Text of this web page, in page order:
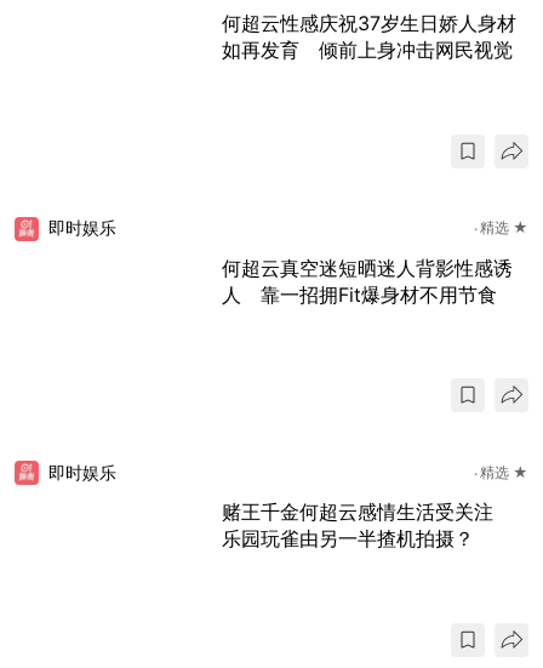
何超云性感庆祝37岁生日娇人身材
如再发育 倾前上身冲击网民视觉
即时娱乐 精选 ★
何超云真空迷短晒迷人背影性感诱
人 靠一招拥Fit爆身材不用节食
即时娱乐 精选 ★
赌王千金何超云感情生活受关注
乐园玩雀由另一半揸机拍摄？